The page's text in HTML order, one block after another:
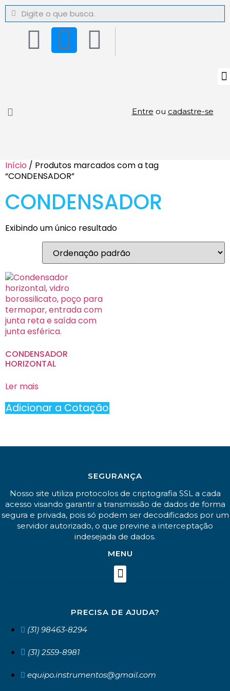
Entre ou cadastre-se
Início / Produtos marcados com a tag
“CONDENSADOR”
CONDENSADOR
Exibindo um único resultado
CONDENSADOR
HORIZONTAL
Ler mais
Adicionar a Cotação
SEGURANÇA
Nosso site utiliza protocolos de criptografia SSL a cada
acesso visando garantir a transmissão de dados de forma
segura e privada, pois só podem ser decodificados por um
servidor autorizado, o que previne a interceptação
indesejada de dados.
MENU
PRECISA DE AJUDA?
(31) 98463-8294
(31) 2559-8981
equipo.instrumentos@gmail.com